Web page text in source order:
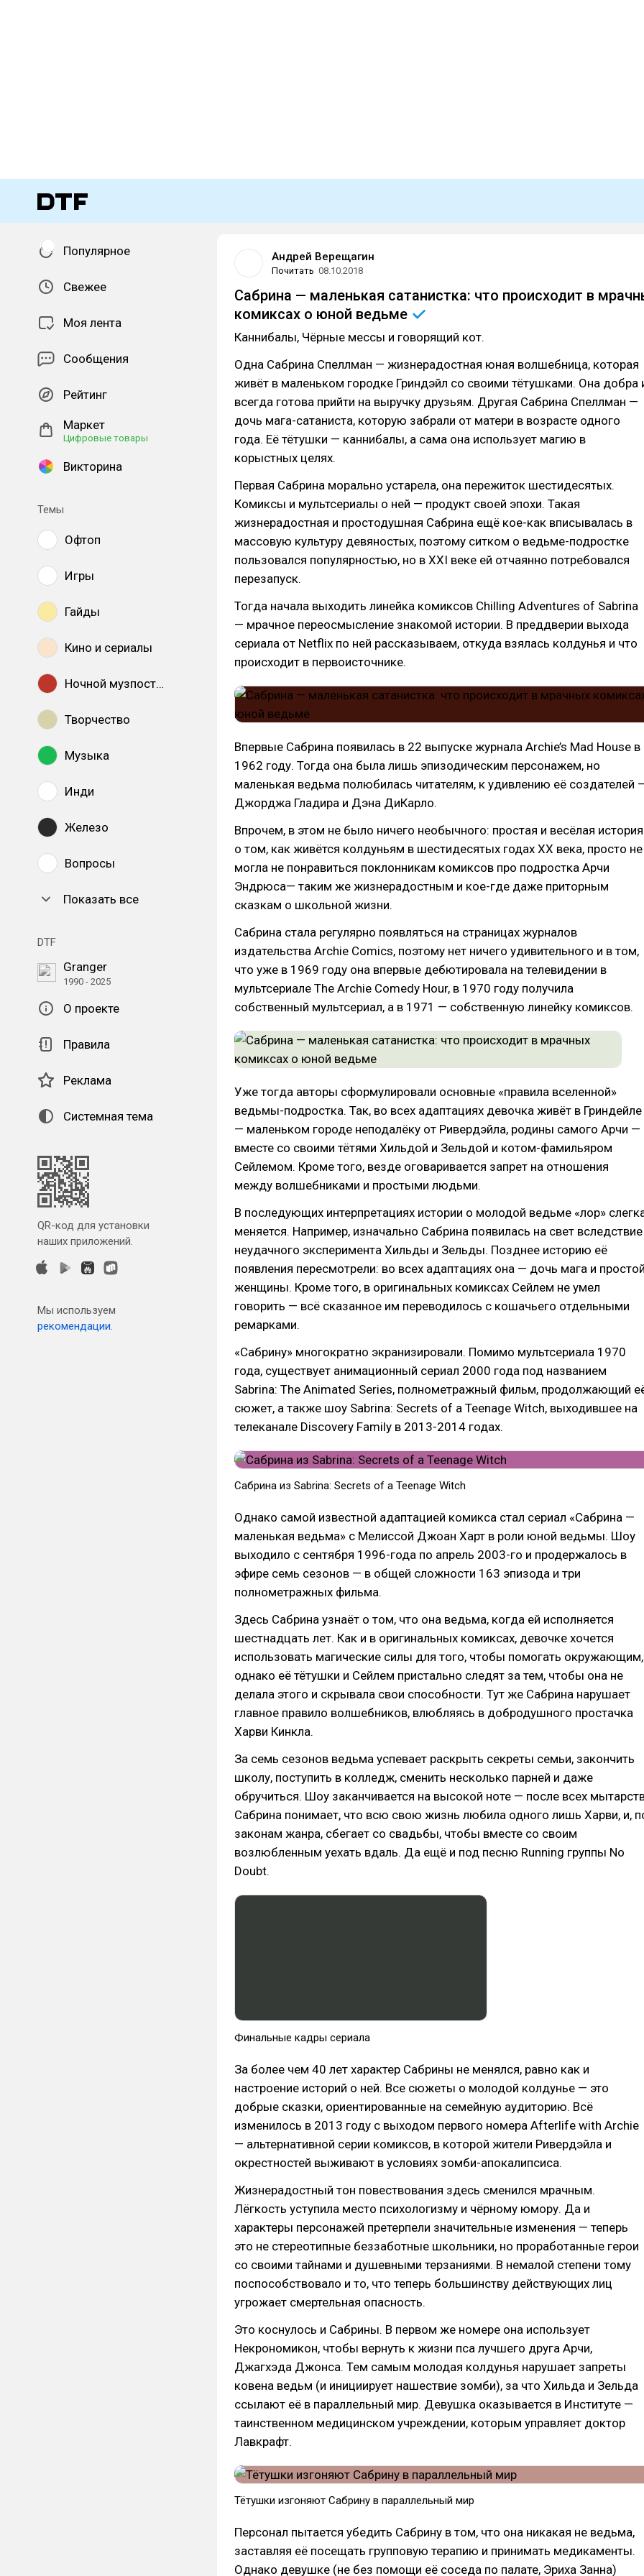
Популярное
Свежее
Моя лента
Сообщения
Рейтинг
Маркет
Цифровые товары
Викторина
Темы
Офтоп
Игры
Гайды
Кино и сериалы
Ночной музпостинг
Творчество
Музыка
Инди
Железо
Вопросы
Показать все
DTF
Granger
1990 - 2025
О проекте
Правила
Реклама
Системная тема
QR-код для установки
наших приложений.
Мы используем
рекомендации.
Андрей Верещагин
Почитать 08.10.2018
Сабрина — маленькая сатанистка: что происходит в
комиксах о юной ведьме
Каннибалы, Чёрные мессы и говорящий кот.
Одна Сабрина Спеллман — жизнерадостная юная волшебница, которая
живёт в маленьком городке Гриндэйл со своими тётушками. Она добра
всегда готова прийти на выручку друзьям. Другая Сабрина Спеллман —
дочь мага-сатаниста, которую забрали от матери в возрасте одного
года. Её тётушки — каннибалы, а сама она использует магию в
корыстных целях.
Первая Сабрина морально устарела, она пережиток шестидесятых.
Комиксы и мультсериалы о ней — продукт своей эпохи. Такая
жизнерадостная и простодушная Сабрина ещё кое-как вписывалась в
массовую культуру девяностых, поэтому ситком о ведьме-подростке
пользовался популярностью, но в XXI веке ей отчаянно потребовался
перезапуск.
Тогда начала выходить линейка комиксов Chilling Adventures of Sabrina
— мрачное переосмысление знакомой истории. В преддверии выхода
сериала от Netflix по ней рассказываем, откуда взялась колдунья и что
происходит в первоисточнике.
Впервые Сабрина появилась в 22 выпуске журнала Archie’s Mad House в
1962 году. Тогда она была лишь эпизодическим персонажем, но
маленькая ведьма полюбилась читателям, к удивлению её создателей
Джорджа Гладира и Дэна ДиКарло.
Впрочем, в этом не было ничего необычного: простая и весёлая история
о том, как живётся колдуньям в шестидесятых годах XX века, просто не
могла не понравиться поклонникам комиксов про подростка Арчи
Эндрюса— таким же жизнерадостным и кое-где даже приторным
сказкам о школьной жизни.
Сабрина стала регулярно появляться на страницах журналов
издательства Archie Comics, поэтому нет ничего удивительного и в том,
что уже в 1969 году она впервые дебютировала на телевидении в
мультсериале The Archie Comedy Hour, в 1970 году получила
собственный мультсериал, а в 1971 — собственную линейку комиксов.
Уже тогда авторы сформулировали основные «правила вселенной»
ведьмы-подростка. Так, во всех адаптациях девочка живёт в Гриндейле
— маленьком городе неподалёку от Ривердэйла, родины самого Арчи —
вместе со своими тётями Хильдой и Зельдой и котом-фамильяром
Сейлемом. Кроме того, везде оговаривается запрет на отношения
между волшебниками и простыми людьми.
В последующих интерпретациях истории о молодой ведьме «лор»
меняется. Например, изначально Сабрина появилась на свет вследствие
неудачного эксперимента Хильды и Зельды. Позднее историю её
появления пересмотрели: во всех адаптациях она — дочь мага и
женщины. Кроме того, в оригинальных комиксах Сейлем не умел
говорить — всё сказанное им переводилось с кошачьего отдельными
ремарками.
«Сабрину» многократно экранизировали. Помимо мультсериала 1970
года, существует анимационный сериал 2000 года под названием
Sabrina: The Animated Series, полнометражный фильм, продолжающий
сюжет, а также шоу Sabrina: Secrets of a Teenage Witch, выходившее на
телеканале Discovery Family в 2013-2014 годах.
Сабрина из Sabrina: Secrets of a Teenage Witch
Однако самой известной адаптацией комикса стал сериал «Сабрина —
маленькая ведьма» с Мелиссой Джоан Харт в роли юной ведьмы. Шоу
выходило с сентября 1996-года по апрель 2003-го и продержалось в
эфире семь сезонов — в общей сложности 163 эпизода и три
полнометражных фильма.
Здесь Сабрина узнаёт о том, что она ведьма, когда ей исполняется
шестнадцать лет. Как и в оригинальных комиксах, девочке хочется
использовать магические силы для того, чтобы помогать окружающим,
однако её тётушки и Сейлем пристально следят за тем, чтобы она не
делала этого и скрывала свои способности. Тут же Сабрина нарушает
главное правило волшебников, влюбляясь в добродушного простачка
Харви Кинкла.
За семь сезонов ведьма успевает раскрыть секреты семьи, закончить
школу, поступить в колледж, сменить несколько парней и даже
обручиться. Шоу заканчивается на высокой ноте — после всех
Сабрина понимает, что всю свою жизнь любила одного лишь Харви, и,
законам жанра, сбегает со свадьбы, чтобы вместе со своим
возлюбленным уехать вдаль. Да ещё и под песню Running группы No
Doubt.
Финальные кадры сериала
За более чем 40 лет характер Сабрины не менялся, равно как и
настроение историй о ней. Все сюжеты о молодой колдунье — это
добрые сказки, ориентированные на семейную аудиторию. Всё
изменилось в 2013 году с выходом первого номера Afterlife with Archie
— альтернативной серии комиксов, в которой жители Ривердэйла и
окрестностей выживают в условиях зомби-апокалипсиса.
Жизнерадостный тон повествования здесь сменился мрачным.
Лёгкость уступила место психологизму и чёрному юмору. Да и
характеры персонажей претерпели значительные изменения — теперь
это не стереотипные беззаботные школьники, но проработанные герои
со своими тайнами и душевными терзаниями. В немалой степени тому
поспособствовало и то, что теперь большинству действующих лиц
угрожает смертельная опасность.
Это коснулось и Сабрины. В первом же номере она использует
Некрономикон, чтобы вернуть к жизни пса лучшего друга Арчи,
Джагхэда Джонса. Тем самым молодая колдунья нарушает запреты
ковена ведьм (и инициирует нашествие зомби), за что Хильда и Зельда
ссылают её в параллельный мир. Девушка оказывается в Институте —
таинственном медицинском учреждении, которым управляет доктор
Лавкрафт.
Тётушки изгоняют Сабрину в параллельный мир
Персонал пытается убедить Сабрину в том, что она никакая не ведьма,
заставляя её посещать групповую терапию и принимать медикаменты.
Однако девушке (не без помощи её соседа по палате, Эриха Занна)